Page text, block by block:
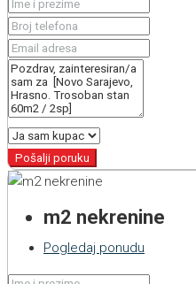
Pošalji poruku
m2 nekrenine
Pogledaj ponudu